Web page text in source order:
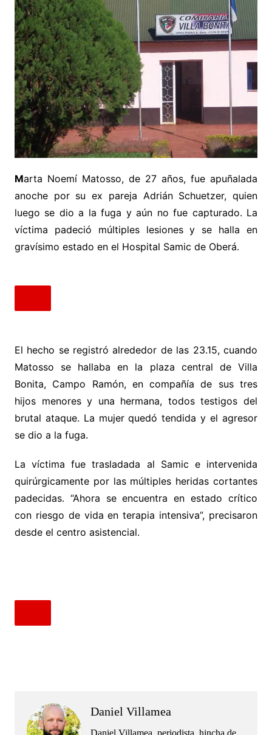
Marta Noemí Matosso, de 27 años, fue apuñalada
anoche por su ex pareja Adrián Schuetzer, quien
luego se dio a la fuga y aún no fue capturado. La
víctima padeció múltiples lesiones y se halla en
gravísimo estado en el Hospital Samic de Oberá.
El hecho se registró alrededor de las 23.15, cuando
Matosso se hallaba en la plaza central de Villa
Bonita, Campo Ramón, en compañía de sus tres
hijos menores y una hermana, todos testigos del
brutal ataque. La mujer quedó tendida y el agresor
se dio a la fuga.
La víctima fue trasladada al Samic e intervenida
quirúrgicamente por las múltiples heridas cortantes
padecidas. “Ahora se encuentra en estado crítico
con riesgo de vida en terapia intensiva”, precisaron
desde el centro asistencial.
Daniel Villamea